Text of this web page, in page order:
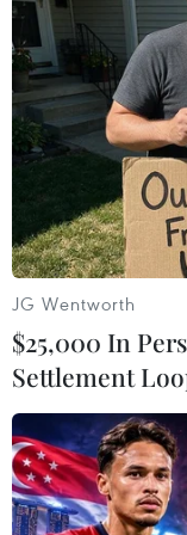
toàn bộ phi
08/03/2023 07:36
Tôn vinh phái nữ
thương tới một
gia Việt Nam tổ
ngày Quốc tế
JG Wentworth
$25,000 In
Settlement